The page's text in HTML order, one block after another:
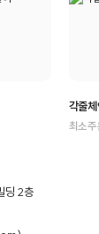
각줄
최소
딩 2층